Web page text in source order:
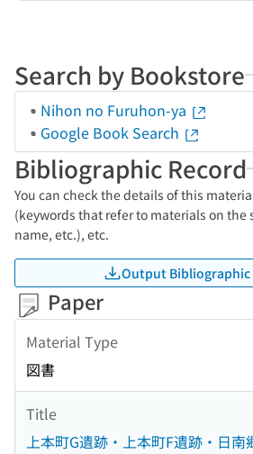
Search by Bookstore
Nihon no Furuhon-ya
Google Book Search
Bibliographic Record
You can check the details of this
(keywords that refer to materials on the
name, etc.), etc.
Output Bibliographic
Paper
Material Type
図書
Title
上本町G遺跡・上本町F遺跡・日南